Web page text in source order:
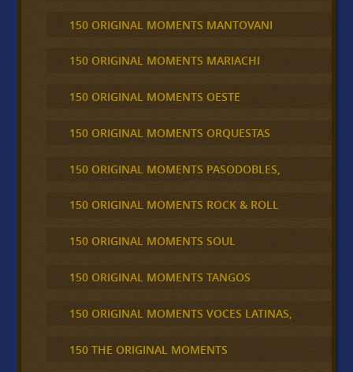
150 ORIGINAL MOMENTS MANTOVANI
150 ORIGINAL MOMENTS MARIACHI
150 ORIGINAL MOMENTS OESTE
150 ORIGINAL MOMENTS ORQUESTAS
150 ORIGINAL MOMENTS PASODOBLES,
150 ORIGINAL MOMENTS ROCK & ROLL
150 ORIGINAL MOMENTS SOUL
150 ORIGINAL MOMENTS TANGOS
150 ORIGINAL MOMENTS VOCES LATINAS,
150 THE ORIGINAL MOMENTS